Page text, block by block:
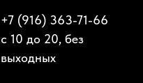
+7 (916) 363-71-66
с 10 до 20, без
выходных